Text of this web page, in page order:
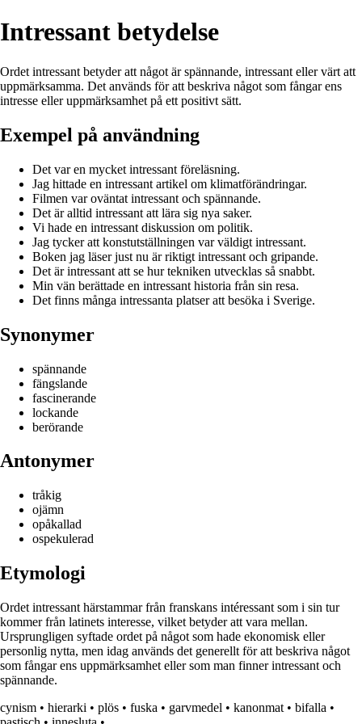
Intressant betydelse
Ordet intressant betyder att något är spännande, intressant eller värt att
uppmärksamma. Det används för att beskriva något som fångar ens
intresse eller uppmärksamhet på ett positivt sätt.
Exempel på användning
Det var en mycket intressant föreläsning.
Jag hittade en intressant artikel om klimatförändringar.
Filmen var oväntat intressant och spännande.
Det är alltid intressant att lära sig nya saker.
Vi hade en intressant diskussion om politik.
Jag tycker att konstutställningen var väldigt intressant.
Boken jag läser just nu är riktigt intressant och gripande.
Det är intressant att se hur tekniken utvecklas så snabbt.
Min vän berättade en intressant historia från sin resa.
Det finns många intressanta platser att besöka i Sverige.
Synonymer
spännande
fängslande
fascinerande
lockande
berörande
Antonymer
tråkig
ojämn
opåkallad
ospekulerad
Etymologi
Ordet intressant härstammar från franskans intéressant som i sin tur
kommer från latinets interesse, vilket betyder att vara mellan.
Ursprungligen syftade ordet på något som hade ekonomisk eller
personlig nytta, men idag används det generellt för att beskriva något
som fångar ens uppmärksamhet eller som man finner intressant och
spännande.
cynism • hierarki • plös • fuska • garvmedel • kanonmat • bifalla •